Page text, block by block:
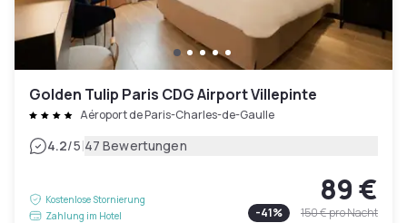
Golden Tulip Paris CDG Airport Villepinte
Aéroport de Paris-Charles-de-Gaulle
4.2/5|47 Bewertungen
Kostenlose Stornierung
Zahlung im Hotel
89 €
-41% 150 €pro Nacht